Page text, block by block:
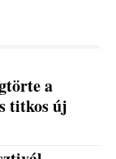
a
titkos új